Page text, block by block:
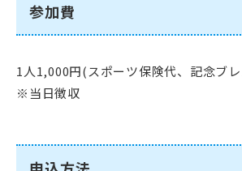
参加費
1人1,000円(スポーツ保険代、記念ブ
※当日徴収